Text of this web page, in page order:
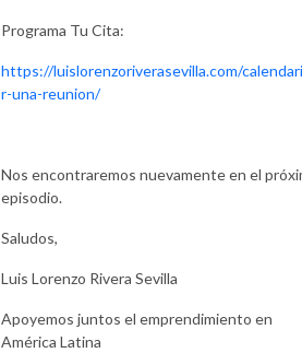
Programa Tu Cita:
https://luislorenzoriverasevilla.com/
r-una-reunion/
Nos encontraremos nuevamente en el
episodio.
Saludos,
Luis Lorenzo Rivera Sevilla
Apoyemos juntos el emprendimiento en
América Latina